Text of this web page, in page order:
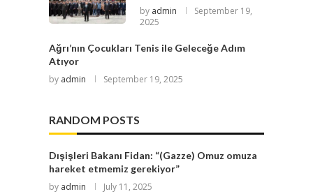
by admin
September 19,
2025
Ağrı’nın Çocukları Tenis ile Geleceğe Adım
Atıyor
by admin September 19, 2025
RANDOM POSTS
Dışişleri Bakanı Fidan: “(Gazze) Omuz omuza
hareket etmemiz gerekiyor”
by admin July 11, 2025